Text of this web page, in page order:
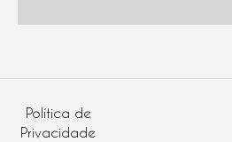
Política de
Privacidade